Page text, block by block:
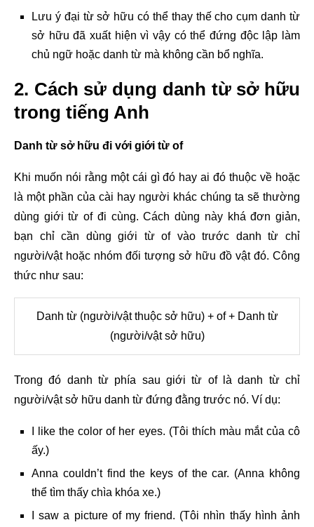
Lưu ý đại từ sở hữu có thể thay thế cho cụm danh từ
sở hữu đã xuất hiện vì vậy có thể đứng độc lập làm
chủ ngữ hoặc danh từ mà không cần bổ nghĩa.
2. Cách sử dụng danh từ sở hữu
trong tiếng Anh
Danh từ sở hữu đi với giới từ of
Khi muốn nói rằng một cái gì đó hay ai đó thuộc về hoặc
là một phần của cài hay người khác chúng ta sẽ thường
dùng giới từ of đi cùng. Cách dùng này khá đơn giản,
bạn chỉ cần dùng giới từ of vào trước danh từ chỉ
người/vật hoặc nhóm đối tượng sở hữu đồ vật đó. Công
thức như sau:
Danh từ (người/vật thuộc sở hữu) + of + Danh từ
(người/vật sở hữu)
Trong đó danh từ phía sau giới từ of là danh từ chỉ
người/vật sở hữu danh từ đứng đằng trước nó. Ví dụ:
I like the color of her eyes. (Tôi thích màu mắt của cô
ấy.)
Anna couldn’t find the keys of the car. (Anna không
thể tìm thấy chìa khóa xe.)
I saw a picture of my friend. (Tôi nhìn thấy hình ảnh